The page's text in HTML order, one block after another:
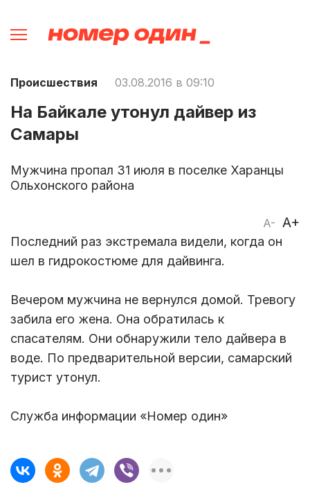
Происшествия 03.08.2016 в 09:10
На Байкале утонул дайвер из
Самары
Мужчина пропал 31 июля в поселке Харанцы
Ольхонского района
A- A+
Последний раз экстремала видели, когда он
шел в гидрокостюме для дайвинга.
Вечером мужчина не вернулся домой. Тревогу
забила его жена. Она обратилась к
спасателям. Они обнаружили тело дайвера в
воде. По предварительной версии, самарский
турист утонул.
Служба информации «Номер один»